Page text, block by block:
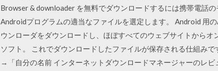
Browser & downloader を無料でダウンロードするには携帯電話
Androidプログラムの適当なファイルを選定します。 Android 用
ウンローダをダウンロードし、ほぼすべてのウェブサイトから
ソフト。 これでダウンロードしたファイルが保存される仕組み
→「自分の名前 インターネットダウンロードマネージャーのレ